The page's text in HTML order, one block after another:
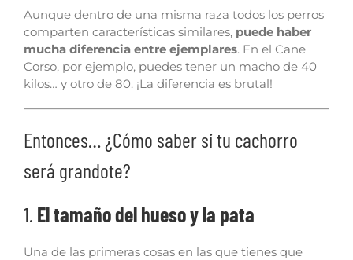
Aunque dentro de una misma raza todos los perros
comparten características similares, puede haber
mucha diferencia entre ejemplares. En el Cane
Corso, por ejemplo, puedes tener un macho de 40
kilos… y otro de 80. ¡La diferencia es brutal!
Entonces… ¿Cómo saber si tu cachorro
será grandote?
1. El tamaño del hueso y la pata
Una de las primeras cosas en las que tienes que